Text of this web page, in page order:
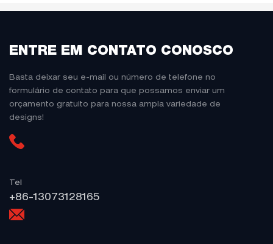
ENTRE EM CONTATO CONOSCO
Basta deixar seu e-mail ou número de telefone no
formulário de contato para que possamos enviar um
orçamento gratuito para nossa ampla variedade de
designs!
Tel
+86-13073128165